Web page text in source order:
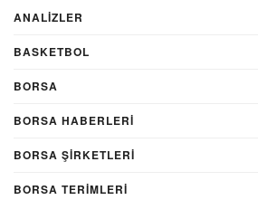
ANALIZLER
BASKETBOL
BORSA
BORSA HABERLERI
BORSA ŞIRKETLERI
BORSA TERIMLERI